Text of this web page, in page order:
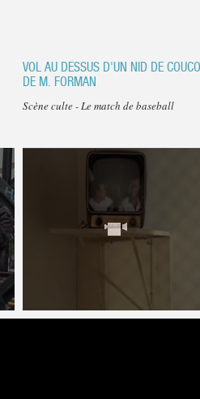
VOL AU DESSUS D'UN NID DE
DE M. FORMAN
Scène culte - Le match de baseball